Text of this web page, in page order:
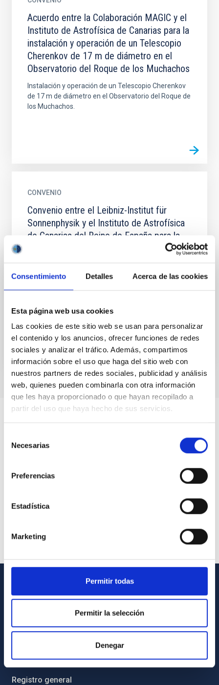
Consentimiento Detalles Acerca de las cookies
Esta página web usa cookies
Las cookies de este sitio web se usan para personalizar
el contenido y los anuncios, ofrecer funciones de redes
sociales y analizar el tráfico. Además, compartimos
información sobre el uso que haga del sitio web con
nuestros partners de redes sociales, publicidad y análisis
web, quienes pueden combinarla con otra información
que les haya proporcionado o que hayan recopilado a
partir del uso que haya hecho de sus servicios.
Necesarias
Preferencias
Estadística
Marketing
Permitir todas
Permitir la selección
Denegar
Acuerdo entre la Colaboración MAGIC y el
Instituto de Astrofísica de Canarias para la
instalación y operación de un Telescopio
Cherenkov de 17 m de diámetro en el
Observatorio del Roque de los Muchachos
Instalación y operación de un Telescopio Cherenkov
de 17 m de diámetro en el Observatorio del Roque de
los Muchachos.
CONVENIO
Convenio entre el Leibniz-Institut für
Sonnenphysik y el Instituto de Astrofísica
de Canarias del Reino de España para la
operación de los telescopios solares
alemanes en el observatorio del Teide
El objeto del convenio es la operación de las
instalaciones solares alemanas erigidas en el OT,
establecen en el...
Cómo llegar al IAC
Biblioteca
Registro general